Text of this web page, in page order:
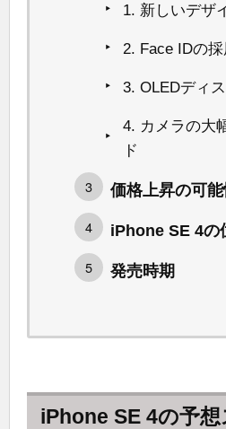
1. 新しいデザ
2. Face IDの採
3. OLEDディ
4. カメラの大
ド
価格上昇の可
iPhone SE 4の
発売時期
iPhone SE 4の予想